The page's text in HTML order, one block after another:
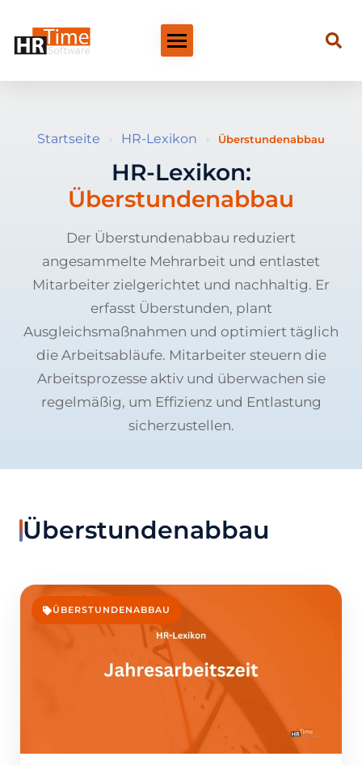
Startseite › HR-Lexikon › Überstundenabbau
HR-Lexikon:
Überstundenabbau
Der Überstundenabbau reduziert
angesammelte Mehrarbeit und entlastet
Mitarbeiter zielgerichtet und nachhaltig. Er
erfasst Überstunden, plant
Ausgleichsmaßnahmen und optimiert täglich
die Arbeitsabläufe. Mitarbeiter steuern die
Arbeitsprozesse aktiv und überwachen sie
regelmäßig, um Effizienz und Entlastung
sicherzustellen.
Überstundenabbau
ÜBERSTUNDENABBAU